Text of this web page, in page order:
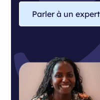
Parler à un expert